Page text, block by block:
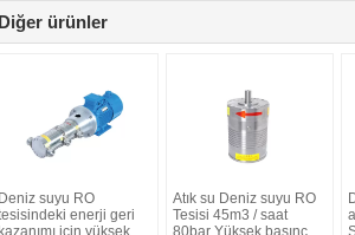
Diğer ürünler
Deniz suyu RO
enerji geri
kazanımı için yüksek
Atık su Deniz suyu RO
Tesisi 45m3 / saat
80bar Yüksek basınç